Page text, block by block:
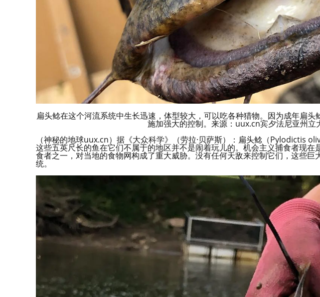
扁头鲶在这个河流系统中生长迅速，体型较大，可以吃各种猎物。因为成年扁
施加强大的控制。来源：uux.cn宾夕法尼亚州立
（神秘的地球uux.cn）据《大众科学》（劳拉·贝萨斯）：扁头鲶（Pylodictis
这些五英尺长的鱼在它们不属于的地区并不是闹着玩儿的。机会主义捕食者现
食者之一，对当地的食物网构成了重大威胁。没有任何天敌来控制它们，这些
统。